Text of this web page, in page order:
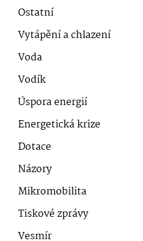
Ostatní
Vytápění a chlazení
Voda
Vodík
Úspora energií
Energetická krize
Dotace
Názory
Mikromobilita
Tiskové zprávy
Vesmír